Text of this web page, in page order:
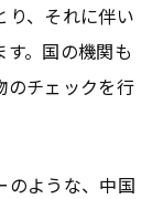
り、それに伴い
。国の機関も
のチェックを行
のような、中国